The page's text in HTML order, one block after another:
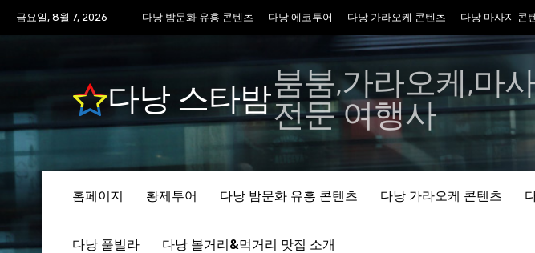
금요일, 8월 7, 2026 다낭 밤문화 유흥 콘텐츠 다낭 에코투어 다낭 가라오케 콘텐츠 다낭 마사지 콘
다낭 스타밤붐붐,가라오케,마
전문 여행사
홈페이지 황제투어 다낭 밤문화 유흥 콘텐츠 다낭 가라오케 콘텐츠
다낭 풀빌라 다낭 볼거리&먹거리 맛집 소개